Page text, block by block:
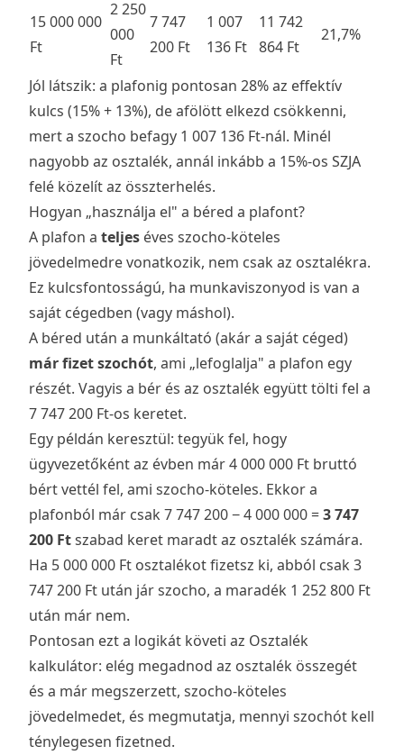
15 000 000
Ft
2 250
000
Ft
7 747
200 Ft
1 007
136 Ft
11 742
864 Ft
21,7%
Jól látszik: a plafonig pontosan 28% az effektív
kulcs (15% + 13%), de afölött elkezd csökkenni,
mert a szocho befagy 1 007 136 Ft-nál. Minél
nagyobb az osztalék, annál inkább a 15%-os SZJA
felé közelít az összterhelés.
Hogyan „használja el" a béred a plafont?
A plafon a teljes éves szocho-köteles
jövedelmedre vonatkozik, nem csak az osztalékra.
Ez kulcsfontosságú, ha munkaviszonyod is van a
saját cégedben (vagy máshol).
A béred után a munkáltató (akár a saját céged)
már fizet szochót, ami „lefoglalja" a plafon egy
részét. Vagyis a bér és az osztalék együtt tölti fel a
7 747 200 Ft-os keretet.
Egy példán keresztül: tegyük fel, hogy
ügyvezetőként az évben már 4 000 000 Ft bruttó
bért vettél fel, ami szocho-köteles. Ekkor a
plafonból már csak 7 747 200 − 4 000 000 =3 747
200 Ftszabad keret maradt az osztalék számára.
Ha 5 000 000 Ft osztalékot fizetsz ki, abból csak 3
747 200 Ft után jár szocho, a maradék 1 252 800 Ft
után már nem.
Pontosan ezt a logikát követi az Osztalék
kalkulátor: elég megadnod az osztalék összegét
és a már megszerzett, szocho-köteles
jövedelmedet, és megmutatja, mennyi szochót kell
ténylegesen fizetned.